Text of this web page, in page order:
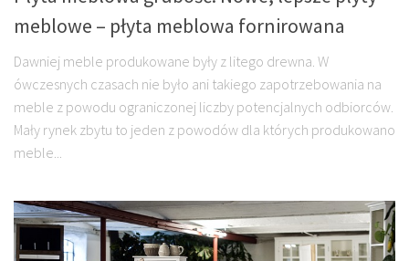
meblowe – płyta meblowa fornirowana
Dawniej meble produkowane były z litego drewna. W
ówczesnych czasach nie było ani takiego zapotrzebowania na
meble z powodu ograniczonej liczby potencjalnych odbiorców.
Mały rynek zbytu to jeden z powodów dla których produkowano
meble...